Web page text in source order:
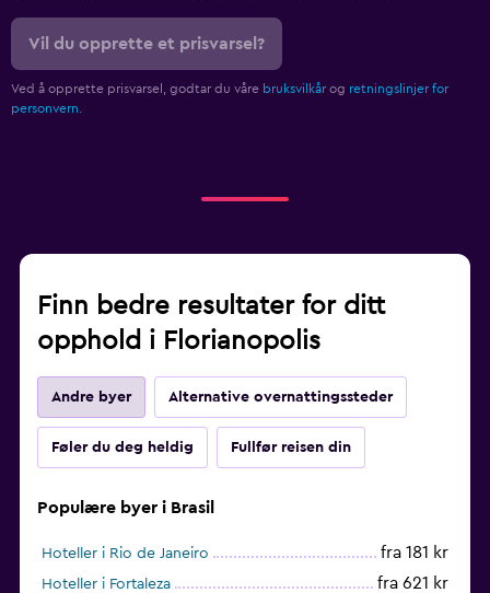
Vil du opprette et prisvarsel?
Ved å opprette prisvarsel, godtar du våre bruksvilkår og retningslinjer for
personvern.
Finn bedre resultater for ditt
opphold i Florianopolis
Andre byer Alternative overnattingssteder
Føler du deg heldig Fullfør reisen din
Populære byer i Brasil
Hoteller i Rio de Janeiro fra 181 kr
Hoteller i Fortaleza fra 621 kr